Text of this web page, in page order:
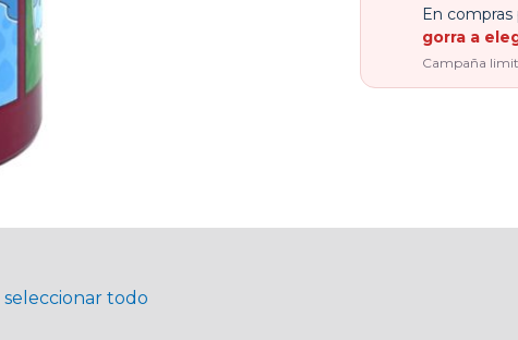
En compras
gorra a
Campaña
seleccionar todo